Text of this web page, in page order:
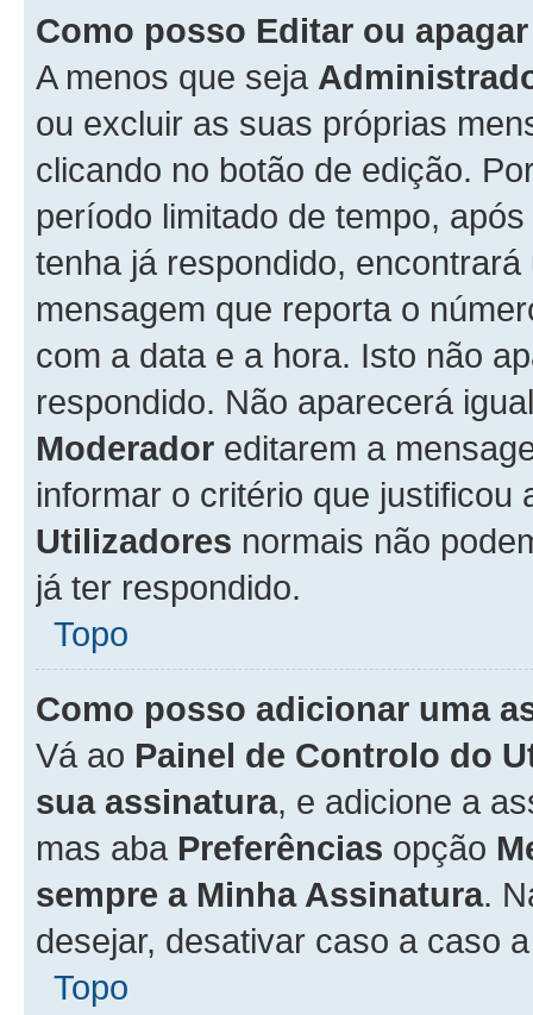
Como posso Editar ou
A menos que seja
ou excluir as suas próprias
clicando no botão de edição.
período limitado de tempo,
tenha já respondido,
mensagem que reporta o
com a data e a hora. Isto não
respondido. Não aparecerá
Moderador editarem a
informar o critério que
Utilizadores normais não
já ter respondido.
Topo
Como posso adicionar uma
Vá ao Painel de Controlo do
sua assinatura, e adicione a
mas aba Preferências opção
sempre a Minha Assinatura.
desejar, desativar caso a caso
Topo